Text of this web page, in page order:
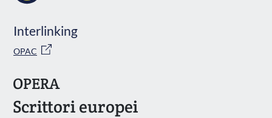
Interlinking
OPAC
OPERA
Scrittori europei